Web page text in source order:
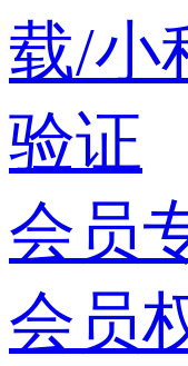
载/小
验证
会员
会员